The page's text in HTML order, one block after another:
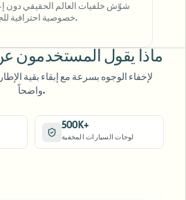
شوّش خلفيات العالم الحقيقي دون
خصوصية احترافية للجميع.
ماذا يقول المستخدمون
واضحاً.
500K+
لوحات السيارات المخفية
license plates in
• YouTube
license-plate hiding
and on-brand without